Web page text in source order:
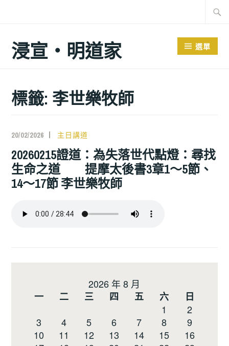
關
鍵
浸宣‧明道家 選單
標籤: 李世樂牧師
20/02/2026 主日講道
20260215證道：為失落世代點燈：尋找
生命之道 提摩太後書3章1～5節、
14～17節 李世樂牧師
2026 年 8 月
一
二 三 四 五 六
日
1
2
3
4 5 6 7 8
9
10
11 12 13 14 15
16